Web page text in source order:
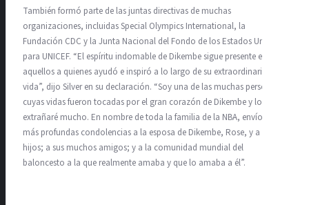
También formó parte de las juntas directivas de muchas
organizaciones, incluidas Special Olympics International, la
Fundación CDC y la Junta Nacional del Fondo de los Estados Unidos
para UNICEF. “El espíritu indomable de Dikembe sigue presente en
aquellos a quienes ayudó e inspiró a lo largo de su extraordinaria
vida”, dijo Silver en su declaración. “Soy una de las muchas personas
cuyas vidas fueron tocadas por el gran corazón de Dikembe y lo
extrañaré mucho. En nombre de toda la familia de la NBA, envío mis
más profundas condolencias a la esposa de Dikembe, Rose, y a sus
hijos; a sus muchos amigos; y a la comunidad mundial del
baloncesto a la que realmente amaba y que lo amaba a él”.